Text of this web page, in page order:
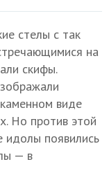
стелы с так
на
скифы.
виде
Но против этой
идолы появились
— в